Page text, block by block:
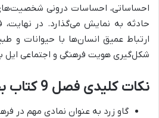
احساساتی، احساسات درونی
حادثه به نمایش می‌گذارد. در نهایت،
ارتباط عمیق انسان‌ها با حیوانات و
شکل‌گیری هویت فرهنگی و اجتماعی ایل
نکات کلیدی فصل 9 کتاب بخارای من ایل من:
گاو زرد به عنوان نمادی مهم در